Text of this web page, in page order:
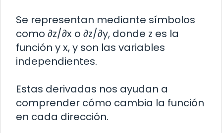
Se representan mediante símbolos
como ∂z/∂x o ∂z/∂y, donde z es la
función y x, y son las variables
independientes.
Estas derivadas nos ayudan a
comprender cómo cambia la función
en cada dirección.